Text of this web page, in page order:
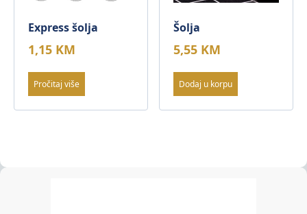
Express šolja
1,15 KM
Pročitaj više
Šolja
5,55 KM
Dodaj u korpu